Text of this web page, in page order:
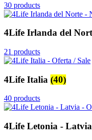
30 products
4Life Irlanda del
21 products
4Life Italia (40)
40 products
4Life Letonia - Latvia